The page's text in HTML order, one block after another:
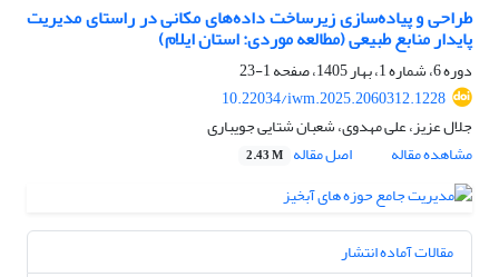
طراحی و پیاده‌سازی زیرساخت داده‌های مکانی در راستای مدیریت
پایدار منابع طبیعی (مطالعه موردی: استان ایلام)
دوره 6، شماره 1، بهار 1405، صفحه
1-23
10.22034/iwm.2025.2060312.1228
جلال عزیز، علی مهدوی، شعبان شتایی جویباری
مشاهده مقاله
اصل مقاله 2.43 M
مقالات آماده انتشار